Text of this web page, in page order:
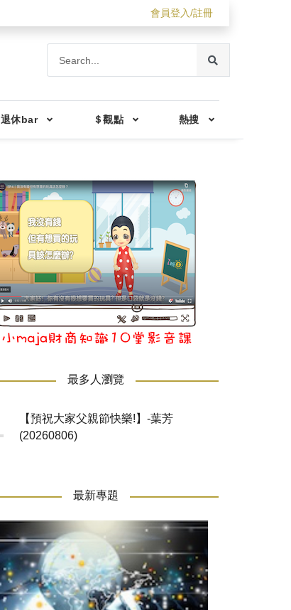
會員登入/註冊
退休bar ＄觀點 熱搜
最多人瀏覽
【預祝大家父親節快樂!】-葉芳
(20260806)
最新專題